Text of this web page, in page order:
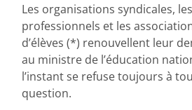
Les organisations syndicales,
professionnels et les
d’élèves (*) renouvellent leur
au ministre de l’éducation
l’instant se refuse toujours à
question.